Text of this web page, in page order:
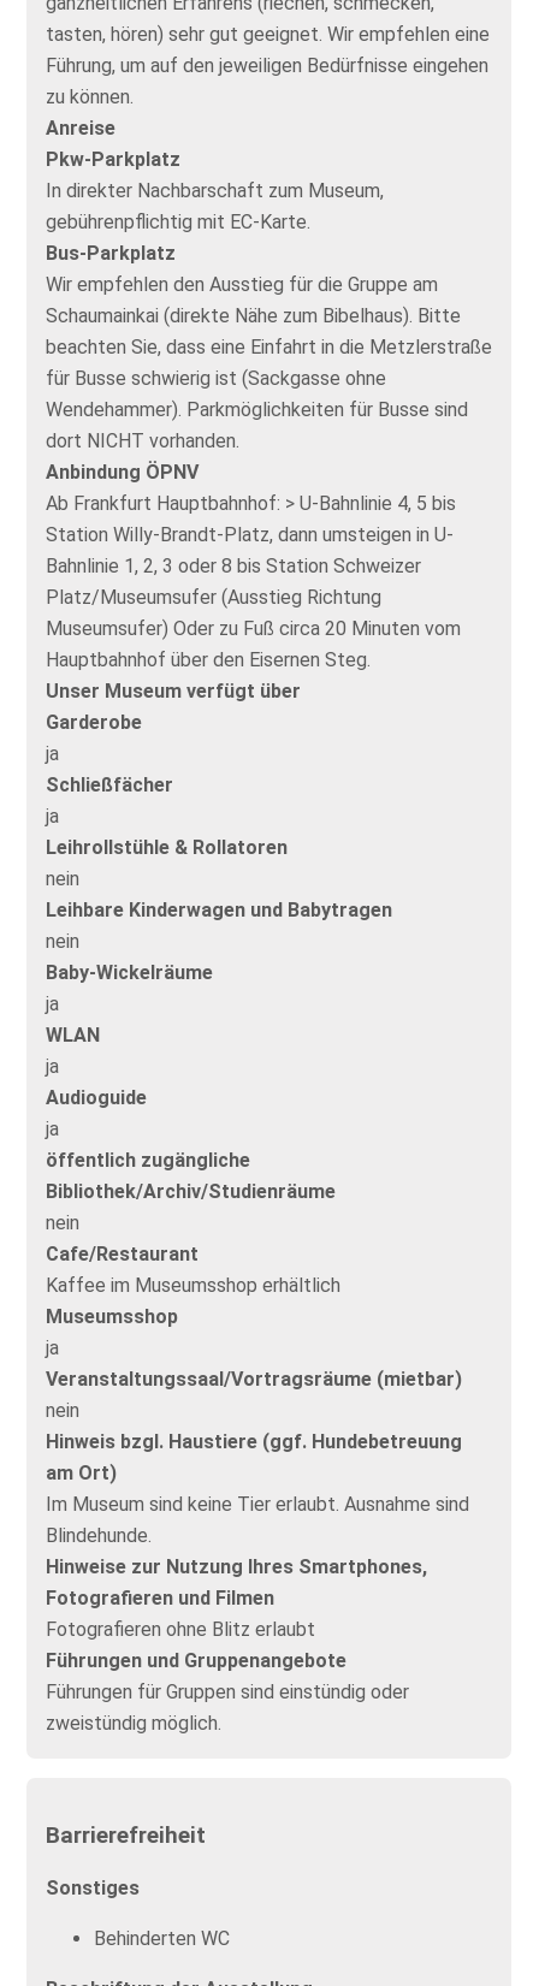
tasten, hören) sehr gut geeignet. Wir empfehlen eine
Führung, um auf den jeweiligen Bedürfnisse eingehen
zu können.
Anreise
Pkw-Parkplatz
In direkter Nachbarschaft zum Museum,
gebührenpflichtig mit EC-Karte.
Bus-Parkplatz
Wir empfehlen den Ausstieg für die Gruppe am
Schaumainkai (direkte Nähe zum Bibelhaus). Bitte
beachten Sie, dass eine Einfahrt in die Metzlerstraße
für Busse schwierig ist (Sackgasse ohne
Wendehammer). Parkmöglichkeiten für Busse sind
dort NICHT vorhanden.
Anbindung ÖPNV
Ab Frankfurt Hauptbahnhof: > U-Bahnlinie 4, 5 bis
Station Willy-Brandt-Platz, dann umsteigen in U-
Bahnlinie 1, 2, 3 oder 8 bis Station Schweizer
Platz/Museumsufer (Ausstieg Richtung
Museumsufer) Oder zu Fuß circa 20 Minuten vom
Hauptbahnhof über den Eisernen Steg.
Unser Museum verfügt über
Garderobe
ja
Schließfächer
ja
Leihrollstühle & Rollatoren
nein
Leihbare Kinderwagen und Babytragen
nein
Baby-Wickelräume
ja
WLAN
ja
Audioguide
ja
öffentlich zugängliche
Bibliothek/Archiv/Studienräume
nein
Cafe/Restaurant
Kaffee im Museumsshop erhältlich
Museumsshop
ja
Veranstaltungssaal/Vortragsräume (mietbar)
nein
Hinweis bzgl. Haustiere (ggf. Hundebetreuung
am Ort)
Im Museum sind keine Tier erlaubt. Ausnahme sind
Blindehunde.
Hinweise zur Nutzung Ihres Smartphones,
Fotografieren und Filmen
Fotografieren ohne Blitz erlaubt
Führungen und Gruppenangebote
Führungen für Gruppen sind einstündig oder
zweistündig möglich.
Barrierefreiheit
Sonstiges
Behinderten WC